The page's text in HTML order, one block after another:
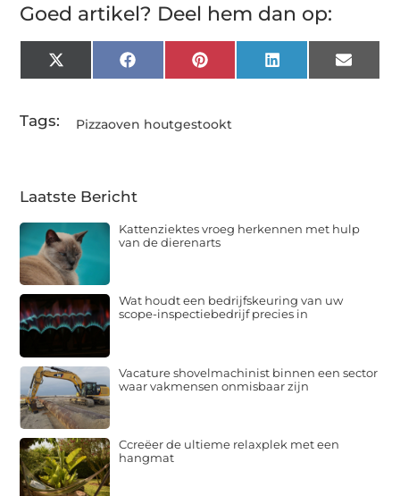
Goed artikel? Deel hem dan op:
X
(Twitter)
FacebookPinterestLinkedInEmail
Tags: Pizzaoven houtgestookt
Laatste Bericht
Kattenziektes vroeg herkennen met hulp
van de dierenarts
Wat houdt een bedrijfskeuring van uw
scope-inspectiebedrijf precies in
Vacature shovelmachinist binnen een sector
waar vakmensen onmisbaar zijn
Ccreëer de ultieme relaxplek met een
hangmat